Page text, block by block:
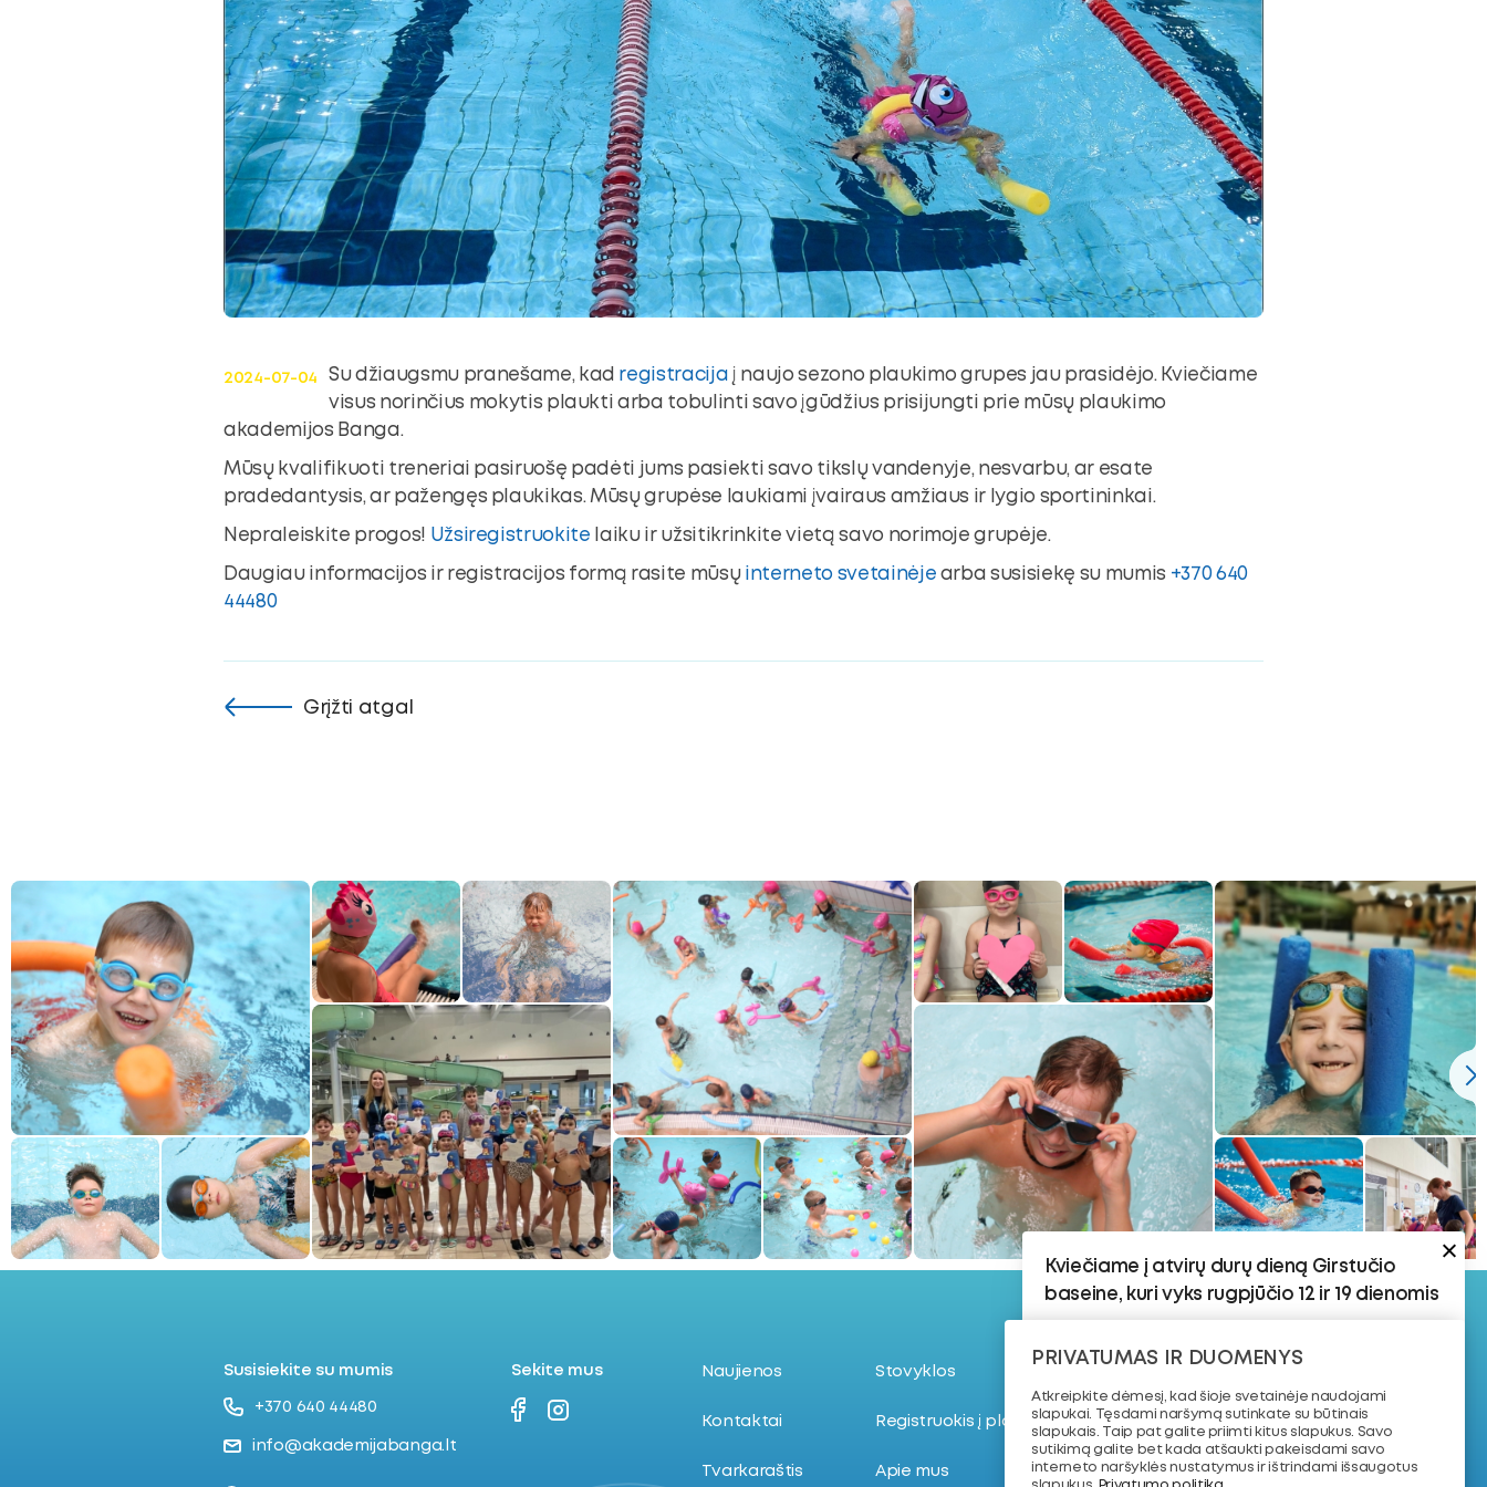
2024-07-04 Su džiaugsmu pranešame, kad registracija į naujo sezono plaukimo grupes jau prasidėjo. Kviečiame
visus norinčius mokytis plaukti arba tobulinti savo įgūdžius prisijungti prie mūsų plaukimo
akademijos Banga.
Mūsų kvalifikuoti treneriai pasiruošę padėti jums pasiekti savo tikslų vandenyje, nesvarbu, ar esate
pradedantysis, ar pažengęs plaukikas. Mūsų grupėse laukiami įvairaus amžiaus ir lygio sportininkai.
Nepraleiskite progos! Užsiregistruokite laiku ir užsitikrinkite vietą savo norimoje grupėje.
Daugiau informacijos ir registracijos formą rasite mūsų interneto svetainėje arba susisiekę su mumis +370 640
44480
Grįžti atgal
Susisiekite su mumis
+370 640 44480
info@akademijabanga.lt
Sekite mus Naujienos Stovyklos
Kontaktai Registruokis į plaukimo treniruotę
Tvarkaraštis Apie mus
„Plaukimo
akademija“
PRIVATUMAS IR DUOMENYS
Atkreipkite dėmesį, kad šioje svetainėje naudojami
slapukai. Tęsdami naršymą sutinkate su būtinais
slapukais. Taip pat galite priimti kitus slapukus. Savo
sutikimą galite bet kada atšaukti pakeisdami savo
interneto naršyklės nustatymus ir ištrindami išsaugotus
Kviečiame į atvirų durų dieną Girstučio
baseine, kuri vyks rugpjūčio 12 ir 19 dienomis
Vaikams, kurie jau yra susipažinę su
vandeniu ir turi plaukimo pagrindus.
18:30–19:15 | 7–11 metų vaikams | Dailusis
Plaukimas